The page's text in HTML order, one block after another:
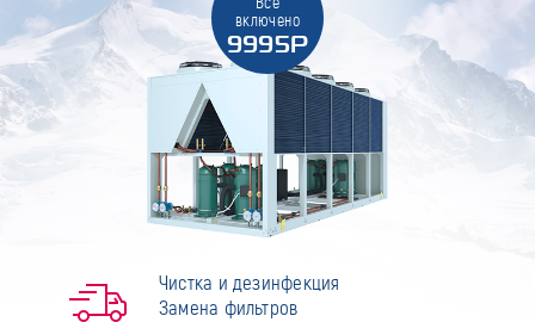
включено
9995Р
Чистка и дезинфекция
Замена фильтров